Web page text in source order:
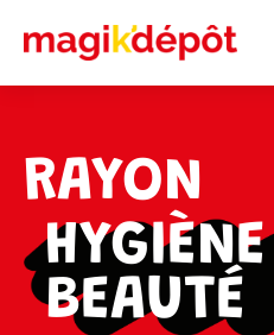
RAYON
HYGIÈNE
BEAUTÉ